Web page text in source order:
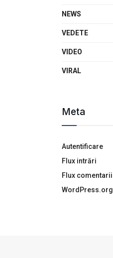
NEWS
VEDETE
VIDEO
VIRAL
Meta
Autentificare
Flux intrări
Flux comentarii
WordPress.org